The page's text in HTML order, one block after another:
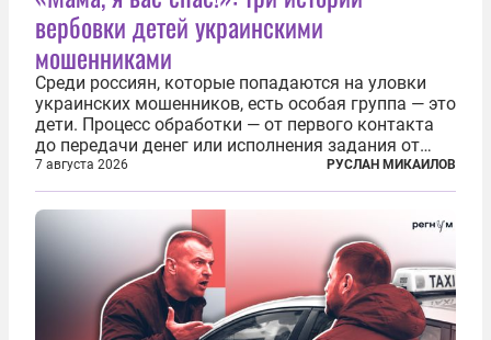
вербовки детей украинскими
мошенниками
Среди россиян, которые попадаются на уловки
украинских мошенников, есть особая группа — это
дети. Процесс обработки — от первого контакта
до передачи денег или исполнения задания от
кураторов может занять от двух часов до
нескольких месяцев. Детей превращают в
послушных исполнителей, которые...
7 августа 2026 РУСЛАН МИКАИЛОВ